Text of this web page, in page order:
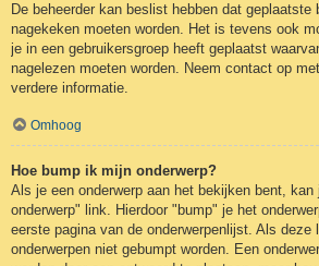
De beheerder kan beslist hebben dat geplaatste
nagekeken moeten worden. Het is tevens ook
je in een gebruikersgroep heeft geplaatst
nagelezen moeten worden. Neem contact op
verdere informatie.
Omhoog
Hoe bump ik mijn onderwerp?
Als je een onderwerp aan het bekijken bent,
onderwerp" link. Hierdoor "bump" je het
eerste pagina van de onderwerpenlijst. Als
onderwerpen niet gebumpt worden. Een